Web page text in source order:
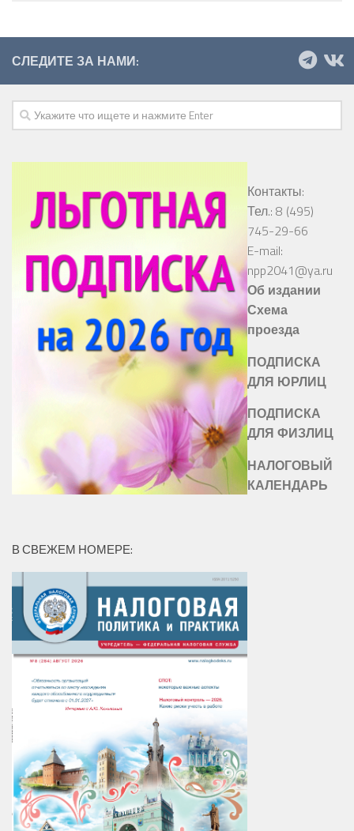
СЛЕДИТЕ ЗА НАМИ:
Контакты:
Тел.: 8 (495)
745-29-66
E-mail:
npp2041@ya.ru
Об издании
Схема
проезда
ПОДПИСКА
ДЛЯ ЮРЛИЦ
ПОДПИСКА
ДЛЯ ФИЗЛИЦ
НАЛОГОВЫЙ
КАЛЕНДАРЬ
В СВЕЖЕМ НОМЕРЕ: